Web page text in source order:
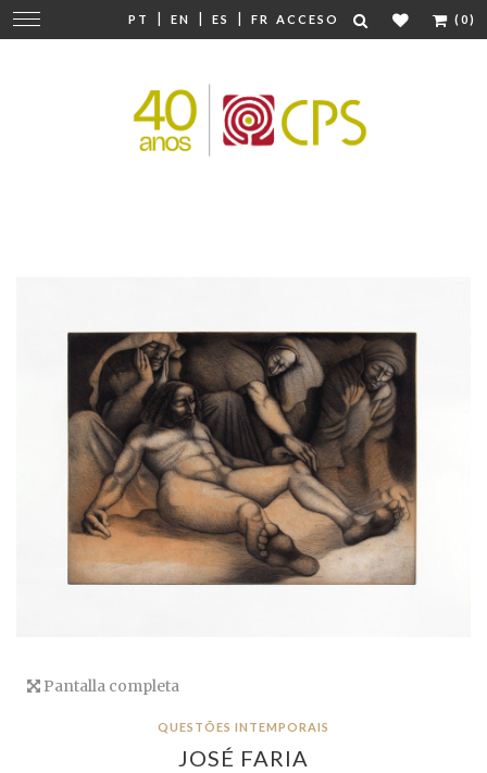
PT | EN | ES | FR ACCESO (0)
Cambiar
navegación
Pantalla completa
QUESTÕES INTEMPORAIS
JOSÉ FARIA